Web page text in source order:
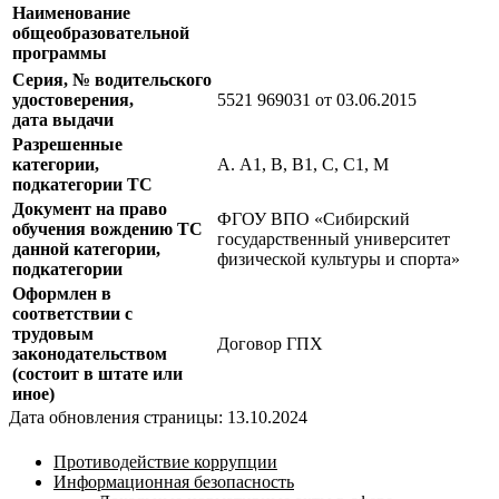
Наименование
общеобразовательной
программы
Серия, № водительского
удостоверения,
дата выдачи
5521 969031 от 03.06.2015
Разрешенные
категории,
подкатегории ТС
А. А1, В, В1, С, С1, М
Документ на право
обучения вождению ТС
данной категории,
подкатегории
ФГОУ ВПО «Сибирский
государственный университет
физической культуры и спорта»
Оформлен в
соответствии с
трудовым
законодательством
(состоит в штате или
иное)
Договор ГПХ
Дата обновления страницы: 13.10.2024
Противодействие коррупции
Информационная безопасность